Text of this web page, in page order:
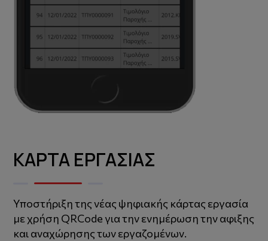
ΚΑΡΤΑ ΕΡΓΑΣΙΑΣ
Υποστήριξη της νέας ψηφιακής κάρτας εργασία
με χρήση QRCode για την ενημέρωση την αφιξης
και αναχώρησης των εργαζομένων.